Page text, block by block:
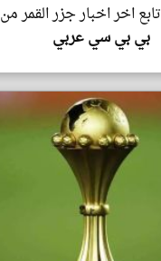
تابع اخر اخبار جزر القمر من
بي بي سي عربي